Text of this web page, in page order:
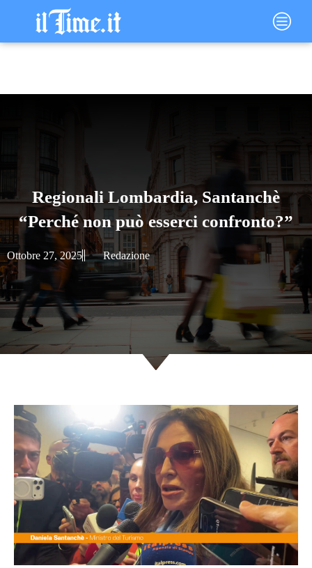
contenuto
Main
Menu
Regionali Lombardia, Santanchè
“Perché non può esserci confronto?”
Ottobre 27, 2025 Redazione